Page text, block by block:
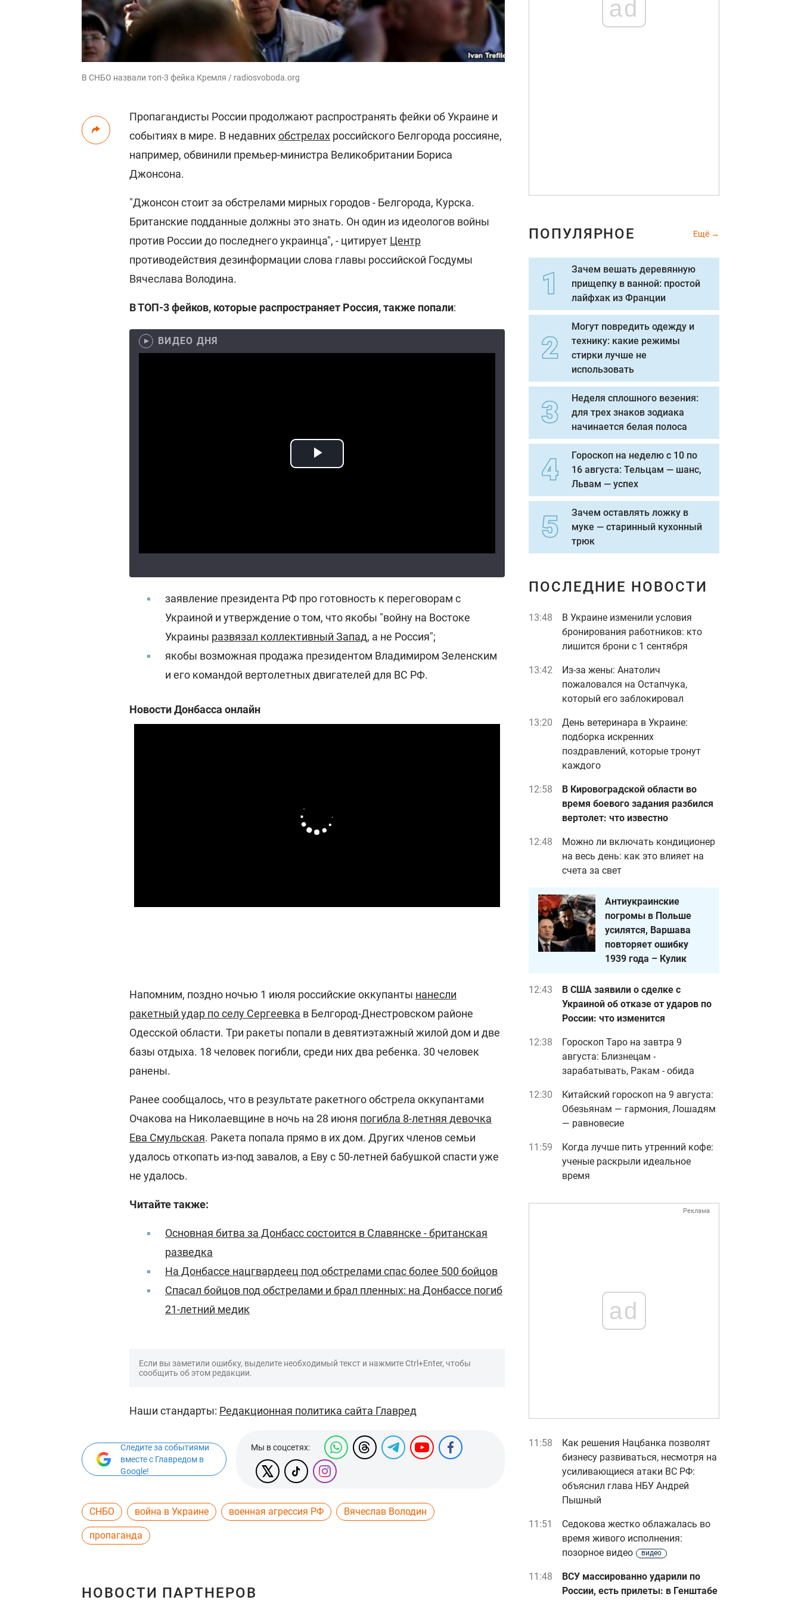
В СНБО назвали топ-3 фейка Кремля / radiosvoboda.org
Пропагандисты России продолжают распространять фейки об Украине и
событиях в мире. В недавнихобстрелах российского Белгорода россияне,
например, обвинили премьер-министра Великобритании Бориса
Джонсона.
"Джонсон стоит за обстрелами мирных городов - Белгорода, Курска.
Британские подданные должны это знать. Он один из идеологов войны
против России до последнего украинца", - цитирует Центр
противодействия дезинформации слова главы российской Госдумы
Вячеслава Володина.
В ТОП-3 фейков, которые распространяет Россия, также попали:
ВИДЕО ДНЯ
заявление президента РФ про готовность к переговорам с
Украиной и утверждение о том, что якобы "войну на Востоке
Украины развязал коллективный Запад, а не Россия";
якобы возможная продажа президентом Владимиром Зеленским
и его командой вертолетных двигателей для ВС РФ.
Новости Донбасса онлайн
Напомним, поздно ночью 1 июля российские оккупанты нанесли
ракетный удар по селу Сергеевка в Белгород-Днестровском районе
Одесской области. Три ракеты попали в девятиэтажный жилой дом и две
базы отдыха. 18 человек погибли, среди них два ребенка. 30 человек
ранены.
Ранее сообщалось, что в результате ракетного обстрела оккупантами
Очакова на Николаевщине в ночь на 28 июня погибла 8-летняя девочка
Ева Смульская. Ракета попала прямо в их дом. Других членов семьи
удалось откопать из-под завалов, а Еву с 50-летней бабушкой спасти уже
не удалось.
Читайте также:
Основная битва за Донбасс состоится в Славянске - британская
разведка
На Донбассе нацгвардеец под обстрелами спас более 500 бойцов
Спасал бойцов под обстрелами и брал пленных: на Донбассе погиб
21-летний медик
Если вы заметили ошибку, выделите необходимый текст и нажмите Ctrl+Enter, чтобы
сообщить об этом редакции.
Наши стандарты: Редакционная политика сайта Главред
Следите за событиями
вместе с Главредом в
Google!
Мы в соцсетях:
СНБО война в Украине военная агрессия РФ Вячеслав Володин
пропаганда
НОВОСТИ ПАРТНЕРОВ
ad
ПОПУЛЯРНОЕ Ещё
Зачем вешать деревянную
прищепку в ванной: простой
лайфхак из Франции
Могут повредить одежду и
технику: какие режимы
стирки лучше не
использовать
Неделя сплошного везения:
для трех знаков зодиака
начинается белая полоса
Гороскоп на неделю с 10 по
16 августа: Тельцам — шанс,
Львам — успех
Зачем оставлять ложку в
муке — старинный кухонный
трюк
ПОСЛЕДНИЕ НОВОСТИ
13:48
В Украине изменили условия
бронирования работников: кто
лишится брони с 1 сентября
13:42
Из-за жены: Анатолич
пожаловался на Остапчука,
который его заблокировал
13:20
День ветеринара в Украине:
подборка искренних
поздравлений, которые тронут
каждого
12:58
В Кировоградской области во
время боевого задания разбился
вертолет: что известно
12:48
Можно ли включать кондиционер
на весь день: как это влияет на
счета за свет
Антиукраинские
погромы в Польше
усилятся, Варшава
повторяет ошибку
1939 года – Кулик
12:43
В США заявили о сделке с
Украиной об отказе от ударов по
России: что изменится
12:38
Гороскоп Таро на завтра 9
августа: Близнецам -
зарабатывать, Ракам - обида
12:30
Китайский гороскоп на 9 августа:
Обезьянам — гармония, Лошадям
— равновесие
11:59
Когда лучше пить утренний кофе:
ученые раскрыли идеальное
время
Реклама
ad
11:58
Как решения Нацбанка позволят
бизнесу развиваться, несмотря на
усиливающиеся атаки ВС РФ:
объяснил глава НБУ Андрей
Пышный
11:51
Седокова жестко облажалась во
время живого исполнения:
позорное видео
видео
11:48
ВСУ массированно ударили по
России, есть прилеты: в Генштабе